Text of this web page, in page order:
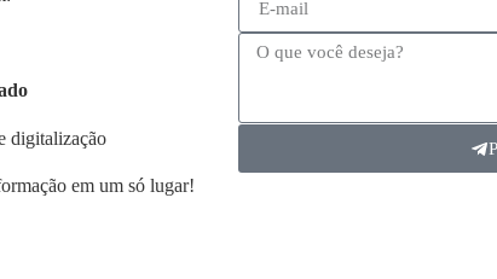
digitalização
em um só lugar!